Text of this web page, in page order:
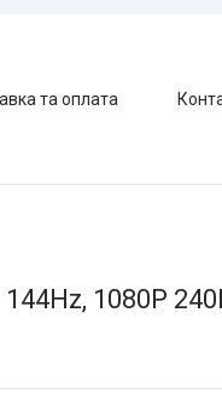
та оплата
1080P